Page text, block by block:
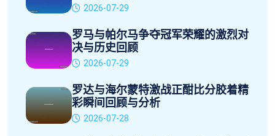
2026-07-29
罗马与帕尔马争夺冠军荣耀的激烈对
决与历史回顾
2026-07-29
罗达与海尔蒙特激战正酣比分胶着精
彩瞬间回顾与分析
2026-07-28